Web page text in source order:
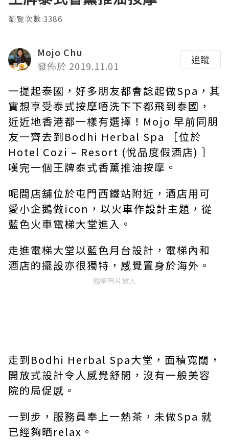
瀏覽次數:3386
Mojo Chu
發佈於 2019.11.01
追蹤
一提起泰國，好多朋友都會諗起做Spa ，其
實想享受泰式按摩唔洗下下都飛到泰國，
近近地香港都一樣有選擇！ Mojo 早前同朋
友一齊去到Bodhi Herbal Spa
［位於
Hotel Cozi – Resort (悅品度假酒店) ］
嘆完一個王牌泰式香薰推油按摩。
呢間店舖位於屯門西鐵站附近，酒店用可
愛小企鵝做icon ，以火車作設計主題，從
藍色火車電梯大堂進入。
走進電梯大堂以藍色月台設計，電梯內和
酒店的擺設亦很獨特，感覺置身於海外。
點擊圖片放大
走到Bodhi Herbal Spa大堂，面積寬闊，
開放式設計令人感覺舒閒，沒有一般美容
院的局促感。
一到步，服務員奉上一熱茶，未做Spa 就
已經夠晒relax 。